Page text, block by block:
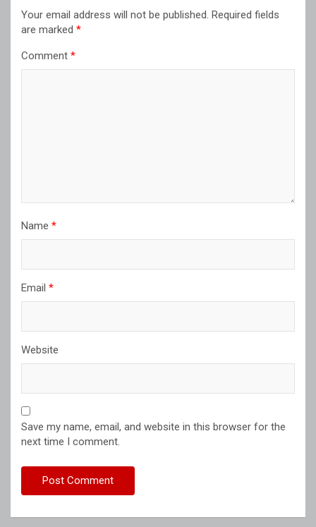
Your email address will not be published. Required fields
are marked *
Comment *
Name *
Email *
Website
Save my name, email, and website in this browser for the
next time I comment.